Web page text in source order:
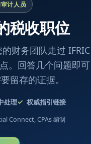
计人员
税收职位
财务团队走过 IFRIC
。回答几个问题即可
留存的证据。
处理 权威指引链接
Connect, CPAs 编制